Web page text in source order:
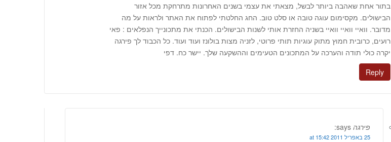
בתור אחת שאהבה ביותר לבשל, מצאתי את עצמי בשנים האחרונות מתרחקת מכל אזור
הבישולים. מקסימום עוגה טובה או סלט טוב. החג החלטתי לפתוח את האתר ולראות על מה
מדובר. וואיי וואיי וואיי בשניה החזרת אותי לשנות הבישולים. הכנתי את מתכונייך הנפלאים : פאי
רועים, כרובית חמוץ מתוק עוגיות תותי פרוטי, לזניה מצות בולונז ועוד ועוד. כל הכבוד לך פירגה
יקרה כולי תודה והערכה על המתכונים הטעימים וההשקעה שלך. יישר כח. דפי
Reply
פירגה says:
25 באפריל 2011 at 15:42